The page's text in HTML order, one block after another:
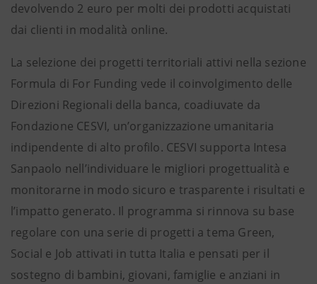
devolvendo 2 euro per molti dei prodotti acquistati
dai clienti in modalità online.
La selezione dei progetti territoriali attivi nella sezione
Formula di For Funding vede il coinvolgimento delle
Direzioni Regionali della banca, coadiuvate da
Fondazione CESVI, un’organizzazione umanitaria
indipendente di alto profilo. CESVI supporta Intesa
Sanpaolo nell’individuare le migliori progettualità e
monitorarne in modo sicuro e trasparente i risultati e
l’impatto generato. Il programma si rinnova su base
regolare con una serie di progetti a tema Green,
Social e Job attivati in tutta Italia e pensati per il
sostegno di bambini, giovani, famiglie e anziani in